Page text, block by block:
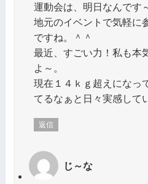
運動会は、明日なんです
地元のイベントで気軽に
ですね。＾＾
最近、すごい力！私も本
よ～。
現在１４ｋｇ超えになっ
てるなぁと日々実感して
返信
じ～な